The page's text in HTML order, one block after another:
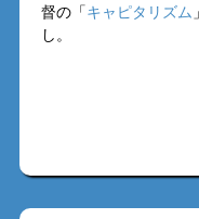
督の「キャピタリズム
し。